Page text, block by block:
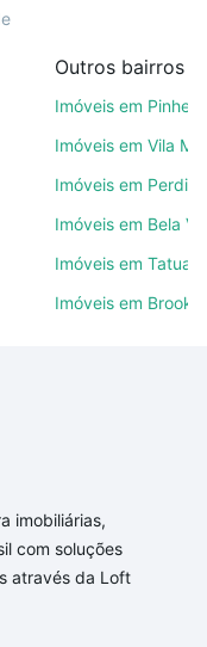
na compra,
pesquisar por
quantidade de
de garagem para
metragem e
à venda
você, com
opções de
podem se
tem alguma
de
Outros bairros
Imóveis em
Imóveis em Vila
Imóveis em
Imóveis em Bela
Imóveis em
Imóveis em
imobiliárias,
com soluções
através da Loft